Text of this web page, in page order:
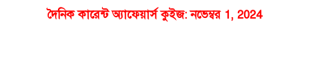
দৈনিক কারেন্ট অ্যাফেয়ার্স কুইজ: নভেম্বর 1, 2024